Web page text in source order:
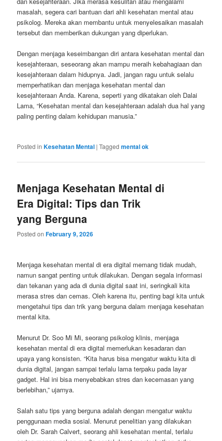
masalah, segera cari bantuan dari ahli kesehatan mental atau
psikolog. Mereka akan membantu untuk menyelesaikan masalah
tersebut dan memberikan dukungan yang diperlukan.
Dengan menjaga keseimbangan diri antara kesehatan mental dan
kesejahteraan, seseorang akan mampu meraih kebahagiaan dan
kesejahteraan dalam hidupnya. Jadi, jangan ragu untuk selalu
memperhatikan dan menjaga kesehatan mental dan
kesejahteraan Anda. Karena, seperti yang dikatakan oleh Dalai
Lama, “Kesehatan mental dan kesejahteraan adalah dua hal yang
paling penting dalam kehidupan manusia.”
Posted in Kesehatan Mental |Tagged mental ok
Menjaga Kesehatan Mental di
Era Digital: Tips dan Trik
yang Berguna
Posted onFebruary 9, 2026
Menjaga kesehatan mental di era digital memang tidak mudah,
namun sangat penting untuk dilakukan. Dengan segala informasi
dan tekanan yang ada di dunia digital saat ini, seringkali kita
merasa stres dan cemas. Oleh karena itu, penting bagi kita untuk
mengetahui tips dan trik yang berguna dalam menjaga kesehatan
mental kita.
Menurut Dr. Soo Mi Mi, seorang psikolog klinis, menjaga
kesehatan mental di era digital memerlukan kesadaran dan
upaya yang konsisten. “Kita harus bisa mengatur waktu kita di
dunia digital, jangan sampai terlalu lama terpaku pada layar
gadget. Hal ini bisa menyebabkan stres dan kecemasan yang
berlebihan,” ujarnya.
Salah satu tips yang berguna adalah dengan mengatur waktu
penggunaan media sosial. Menurut penelitian yang dilakukan
oleh Dr. Sarah Calvert, seorang ahli kesehatan mental, terlalu